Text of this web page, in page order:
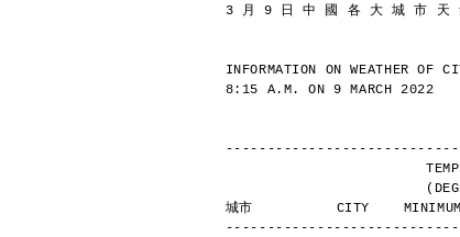
3 月 9 日 中 國 各 大 城 市 天
INFORMATION ON WEATHER
8:15 A.M. ON 9 MARCH 2022
城市          CITY    MINIMUM 最